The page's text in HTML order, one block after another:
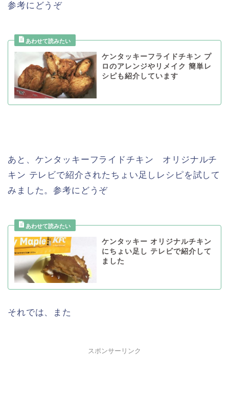
参考にどうぞ
ケンタッキーフライドチキン プ
ロのアレンジやリメイク 簡単レ
シピも紹介しています
あと、ケンタッキーフライドチキン オリジナルチ
キン テレビで紹介されたちょい足しレシピを試して
みました。参考にどうぞ
ケンタッキー オリジナルチキン
にちょい足し テレビで紹介して
ました
それでは、また
スポンサーリンク